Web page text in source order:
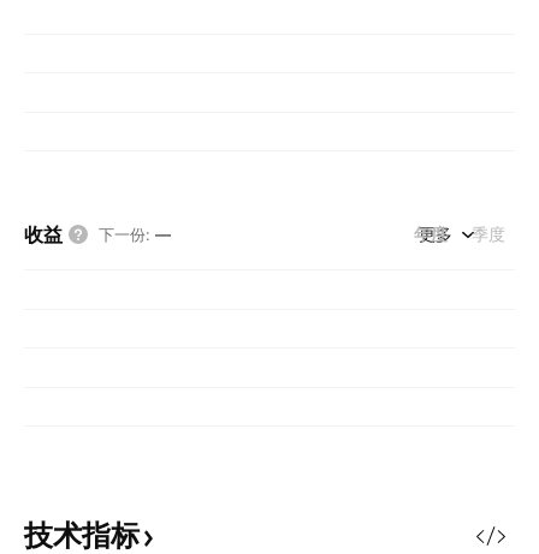
收益 下一份: — 年度 季度
更多
技术指标